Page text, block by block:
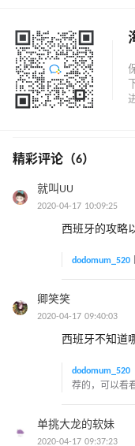
精彩评论（6）
就叫UU
2020-04-17 10:09:25
西班牙的攻略
dodomum_520
卿笑笑
2020-04-17 09:40:03
西班牙不知道
dodomum_520
荐的，可以看
单挑大龙的软妹
2020-04-17 09:37:23